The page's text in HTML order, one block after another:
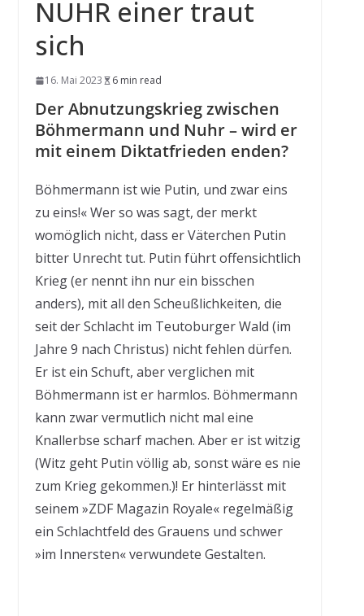
NUHR einer traut
sich
16. Mai 2023 6 min read
Der Abnutzungskrieg zwischen
Böhmermann und Nuhr – wird er
mit einem Diktatfrieden enden?
Böhmermann ist wie Putin, und zwar eins
zu eins!« Wer so was sagt, der merkt
womöglich nicht, dass er Väterchen Putin
bitter Unrecht tut. Putin führt offensichtlich
Krieg (er nennt ihn nur ein bisschen
anders), mit all den Scheußlichkeiten, die
seit der Schlacht im Teutoburger Wald (im
Jahre 9 nach Christus) nicht fehlen dürfen.
Er ist ein Schuft, aber verglichen mit
Böhmermann ist er harmlos. Böhmermann
kann zwar vermutlich nicht mal eine
Knallerbse scharf machen. Aber er ist witzig
(Witz geht Putin völlig ab, sonst wäre es nie
zum Krieg gekommen.)! Er hinterlässt mit
seinem »ZDF Magazin Royale« regelmäßig
ein Schlachtfeld des Grauens und schwer
»im Innersten« verwundete Gestalten.